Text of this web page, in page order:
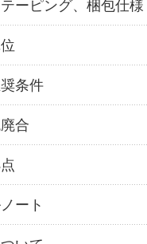
ーピング、梱包仕様
条件
合
ート